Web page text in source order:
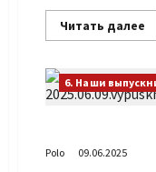
Читать далее
6. Наши
Polo 09.06.2025